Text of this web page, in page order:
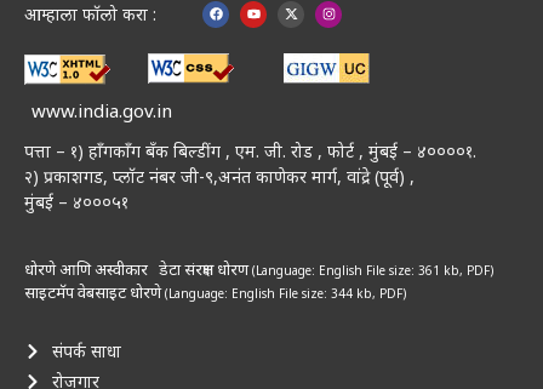
आम्हाला फॉलो करा :
www.india.gov.in
पत्ता – १) हॉंगकॉंग बँक बिल्डींग , एम. जी. रोड , फोर्ट , मुंबई – ४००००१.
२) प्रकाशगड, प्लॉट नंबर जी-९,अनंत काणेकर मार्ग, वांद्रे (पूर्व) ,
मुंबई – ४०००५१
धोरणे आणि अस्वीकार डेटा संरक्षण धोरण(Language: English File size: 361 kb, PDF)
साइटमॅपवेबसाइट धोरणे(Language: English File size: 344 kb, PDF)
संपर्क साधा
रोजगार